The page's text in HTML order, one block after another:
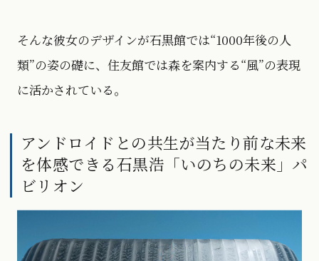
そんな彼女のデザインが石黒館では“1000年後の人
類”の姿の礎に、住友館では森を案内する“風”の表現
に活かされている。
アンドロイドとの共生が当たり前な未来
を体感できる石黒浩「いのちの未来」パ
ビリオン